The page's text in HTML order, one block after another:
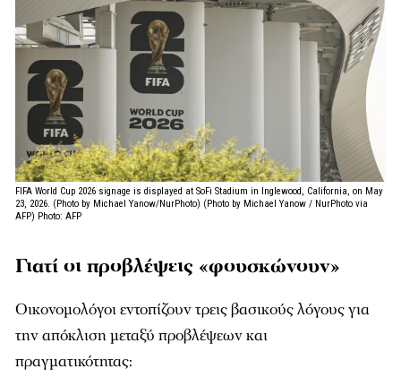
FIFA World Cup 2026 signage is displayed at SoFi Stadium in Inglewood, California, on May
23, 2026. (Photo by Michael Yanow/NurPhoto) (Photo by Michael Yanow / NurPhoto via
AFP) Photo: AFP
Γιατί οι προβλέψεις «φουσκώνουν»
Οικονομολόγοι εντοπίζουν τρεις βασικούς λόγους για
την απόκλιση μεταξύ προβλέψεων και
πραγματικότητας: